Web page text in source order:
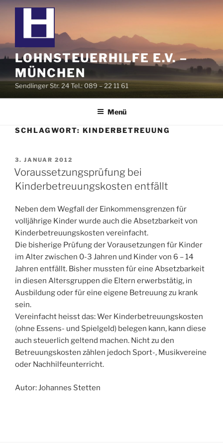
Zum
LOHNSTEUERHILFE E.V. –
MÜNCHEN
Sendlinger Str. 24 Tel.: 089 – 22 11 61
Menü
SCHLAGWORT: KINDERBETREUUNG
VERÖFFENTLICHT
AM
3. JANUAR 2012
Voraussetzungsprüfung bei
Kinderbetreuungskosten entfällt
Neben dem Wegfall der Einkommensgrenzen für
volljährige Kinder wurde auch die Absetzbarkeit von
Kinderbetreuungskosten vereinfacht.
Die bisherige Prüfung der Vorausetzungen für Kinder
im Alter zwischen 0-3 Jahren und Kinder von 6 – 14
Jahren entfällt. Bisher mussten für eine Absetzbarkeit
in diesen Altersgruppen die Eltern erwerbstätig, in
Ausbildung oder für eine eigene Betreuung zu krank
sein.
Vereinfacht heisst das: Wer Kinderbetreuungskosten
(ohne Essens- und Spielgeld) belegen kann, kann diese
auch steuerlich geltend machen. Nicht zu den
Betreuungskosten zählen jedoch Sport-, Musikvereine
oder Nachhilfeunterricht.
Autor: Johannes Stetten